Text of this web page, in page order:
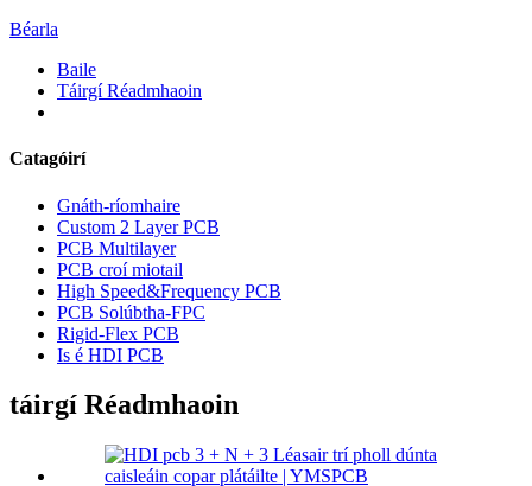
Béarla
Baile
Táirgí Réadmhaoin
Catagóirí
Gnáth-ríomhaire
Custom 2 Layer PCB
PCB Multilayer
PCB croí miotail
High Speed&Frequency PCB
PCB Solúbtha-FPC
Rigid-Flex PCB
Is é HDI PCB
táirgí Réadmhaoin